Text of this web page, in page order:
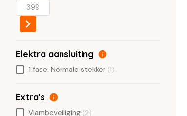
Elektra aansluiting
1 fase: Normale stekker (1)
Extra's
Vlambeveiliging (2)